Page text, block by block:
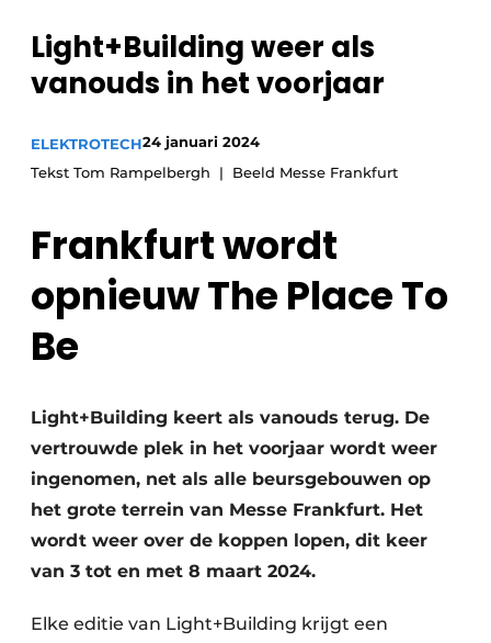
Privacy / Cookie statement
Vacature aanmelden
Video’s
HVAC
Sanitair
Brandbeveiliging
Ventilatie
Warmtepompen
Light+Building weer als
vanouds in het voorjaar
ELEKTROTECH24 januari 2024
Tekst Tom Rampelbergh | Beeld Messe Frankfurt
Frankfurt wordt
opnieuw The Place To
Be
Light+Building keert als vanouds terug. De
vertrouwde plek in het voorjaar wordt weer
ingenomen, net als alle beursgebouwen op
het grote terrein van Messe Frankfurt. Het
wordt weer over de koppen lopen, dit keer
van 3 tot en met 8 maart 2024.
​Elke editie van Light+Building krijgt een